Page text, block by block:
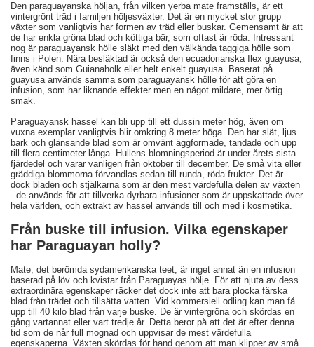
Den paraguayanska höljan, från vilken yerba mate framställs, är ett
vintergrönt träd i familjen höljesväxter. Det är en mycket stor grupp
växter som vanligtvis har formen av träd eller buskar. Gemensamt är att
de har enkla gröna blad och köttiga bär, som oftast är röda. Intressant
nog är paraguayansk hölle släkt med den välkända taggiga hölle som
finns i Polen. Nära besläktad är också den ecuadorianska Ilex guayusa,
även känd som Guianaholk eller helt enkelt guayusa. Baserat på
guayusa används samma som paraguayansk hölle för att göra en
infusion, som har liknande effekter men en något mildare, mer örtig
smak.
Paraguayansk hassel kan bli upp till ett dussin meter hög, även om
vuxna exemplar vanligtvis blir omkring 8 meter höga. Den har slät, ljus
bark och glänsande blad som är omvänt äggformade, tandade och upp
till flera centimeter långa. Hullens blomningsperiod är under årets sista
fjärdedel och varar vanligen från oktober till december. De små vita eller
gräddiga blommorna förvandlas sedan till runda, röda frukter. Det är
dock bladen och stjälkarna som är den mest värdefulla delen av växten
- de används för att tillverka dyrbara infusioner som är uppskattade över
hela världen, och extrakt av hassel används till och med i kosmetika.
Från buske till infusion. Vilka egenskaper
har Paraguayan holly?
Mate, det berömda sydamerikanska teet, är inget annat än en infusion
baserad på löv och kvistar från Paraguayas hölje. För att njuta av dess
extraordinära egenskaper räcker det dock inte att bara plocka färska
blad från trädet och tillsätta vatten. Vid kommersiell odling kan man få
upp till 40 kilo blad från varje buske. De är vintergröna och skördas en
gång vartannat eller vart tredje år. Detta beror på att det är efter denna
tid som de når full mognad och uppvisar de mest värdefulla
egenskaperna. Växten skördas för hand genom att man klipper av små